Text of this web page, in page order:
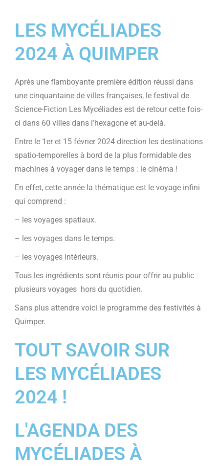
LES MYCÉLIADES
2024 À QUIMPER
Après une flamboyante première édition réussi dans
une cinquantaine de villes françaises, le festival de
Science-Fiction Les Mycéliades est de retour cette fois-
ci dans 60 villes dans l’hexagone et au-delà.
Entre le 1er et 15 février 2024 direction les destinations
spatio-temporelles à bord de la plus formidable des
machines à voyager dans le temps : le cinéma !
En effet, cette année la thématique est le voyage infini
qui comprend :
– les voyages spatiaux.
– les voyages dans le temps.
– les voyages intérieurs.
Tous les ingrédients sont réunis pour offrir au public
plusieurs voyages hors du quotidien.
Sans plus attendre voici le programme des festivités à
Quimper.
TOUT SAVOIR SUR
LES MYCÉLIADES
2024 !
L'AGENDA DES
MYCÉLIADES À